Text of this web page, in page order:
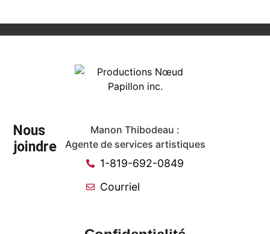
Nous
joindre
Manon Thibodeau :
Agente de services artistiques
1-819-692-0849
Courriel